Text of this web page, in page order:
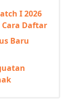
I 2026
Cara Daftar
Baru